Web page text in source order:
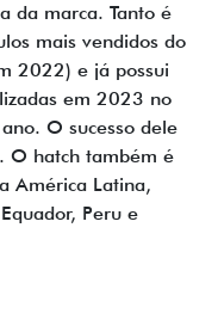
da marca. Tanto é
mais vendidos do
2022) e já possui
em 2023 no
O sucesso dele
O hatch também é
América Latina,
Peru e